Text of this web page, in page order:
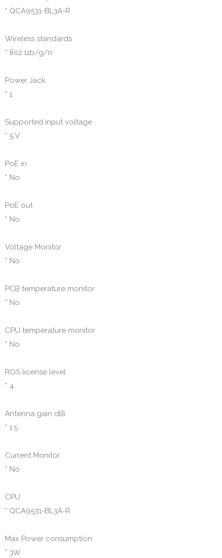
* QCA9531-BL3A-R
Wireless standards
* 802.11b/g/n
Power Jack
* 1
Supported input voltage
* 5 V
PoE in
* No
PoE out
* No
Voltage Monitor
* No
PCB temperature monitor
* No
CPU temperature monitor
* No
ROS license level
* 4
Antenna gain dBi
* 1.5
Current Monitor
* No
CPU
* QCA9531-BL3A-R
Max Power consumption
* 3W